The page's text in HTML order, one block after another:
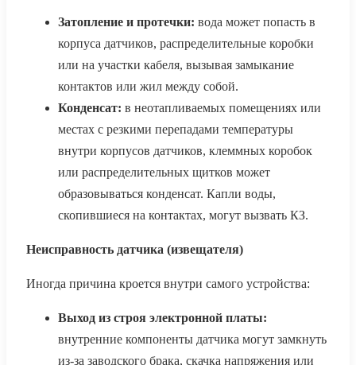
Затопление и протечки: вода может попасть в
корпуса датчиков, распределительные коробки
или на участки кабеля, вызывая замыкание
контактов или жил между собой.
Конденсат: в неотапливаемых помещениях или
местах с резкими перепадами температуры
внутри корпусов датчиков, клеммных коробок
или распределительных щитков может
образовываться конденсат. Капли воды,
скопившиеся на контактах, могут вызвать КЗ.
Неисправность датчика (извещателя)
Иногда причина кроется внутри самого устройства:
Выход из строя электронной платы:
внутренние компоненты датчика могут замкнуть
из-за заводского брака, скачка напряжения или